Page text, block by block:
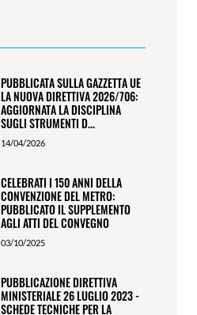
PUBBLICATA SULLA GAZZETTA UE
LA NUOVA DIRETTIVA 2026/706:
AGGIORNATA LA DISCIPLINA
SUGLI STRUMENTI D...
14/04/2026
CELEBRATI I 150 ANNI DELLA
CONVENZIONE DEL METRO:
PUBBLICATO IL SUPPLEMENTO
AGLI ATTI DEL CONVEGNO
03/10/2025
PUBBLICAZIONE DIRETTIVA
MINISTERIALE 26 LUGLIO 2023 -
SCHEDE TECNICHE PER LA